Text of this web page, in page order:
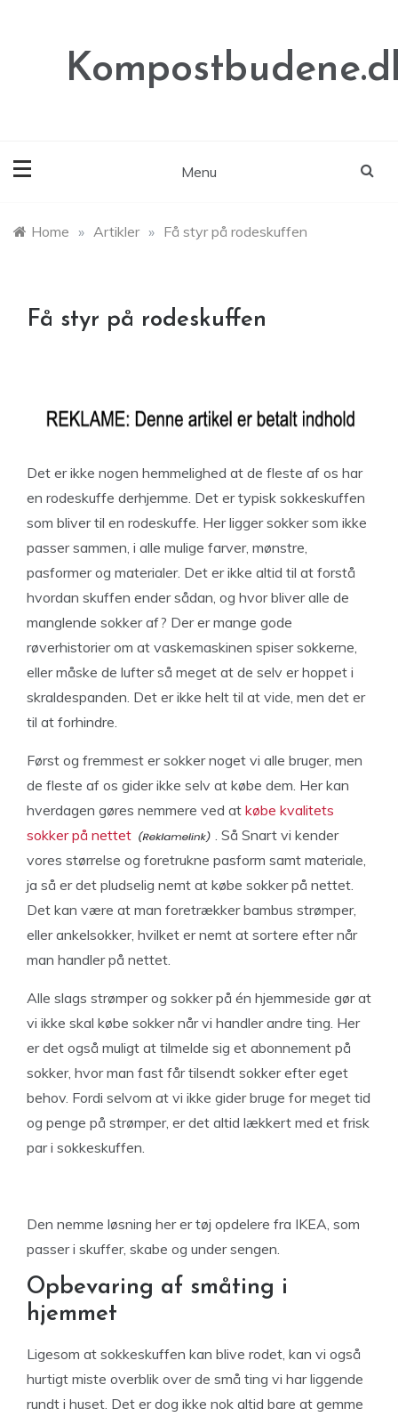
Menu
Home » Artikler » Få styr på rodeskuffen
Få styr på rodeskuffen
Det er ikke nogen hemmelighed at de fleste af os har
en rodeskuffe derhjemme. Det er typisk sokkeskuffen
som bliver til en rodeskuffe. Her ligger sokker som ikke
passer sammen, i alle mulige farver, mønstre,
pasformer og materialer. Det er ikke altid til at forstå
hvordan skuffen ender sådan, og hvor bliver alle de
manglende sokker af? Der er mange gode
røverhistorier om at vaskemaskinen spiser sokkerne,
eller måske de lufter så meget at de selv er hoppet i
skraldespanden. Det er ikke helt til at vide, men det er
til at forhindre.
Først og fremmest er sokker noget vi alle bruger, men
de fleste af os gider ikke selv at købe dem. Her kan
hverdagen gøres nemmere ved at købe kvalitets
sokker på nettet
. Så Snart vi kender
vores størrelse og foretrukne pasform samt materiale,
ja så er det pludselig nemt at købe sokker på nettet.
Det kan være at man foretrækker bambus strømper,
eller ankelsokker, hvilket er nemt at sortere efter når
man handler på nettet.
Alle slags strømper og sokker på én hjemmeside gør at
vi ikke skal købe sokker når vi handler andre ting. Her
er det også muligt at tilmelde sig et abonnement på
sokker, hvor man fast får tilsendt sokker efter eget
behov. Fordi selvom at vi ikke gider bruge for meget tid
og penge på strømper, er det altid lækkert med et frisk
par i sokkeskuffen.
Den nemme løsning her er tøj opdelere fra IKEA, som
passer i skuffer, skabe og under sengen.
Opbevaring af småting i
hjemmet
Ligesom at sokkeskuffen kan blive rodet, kan vi også
hurtigt miste overblik over de små ting vi har liggende
rundt i huset. Det er dog ikke nok altid bare at gemme